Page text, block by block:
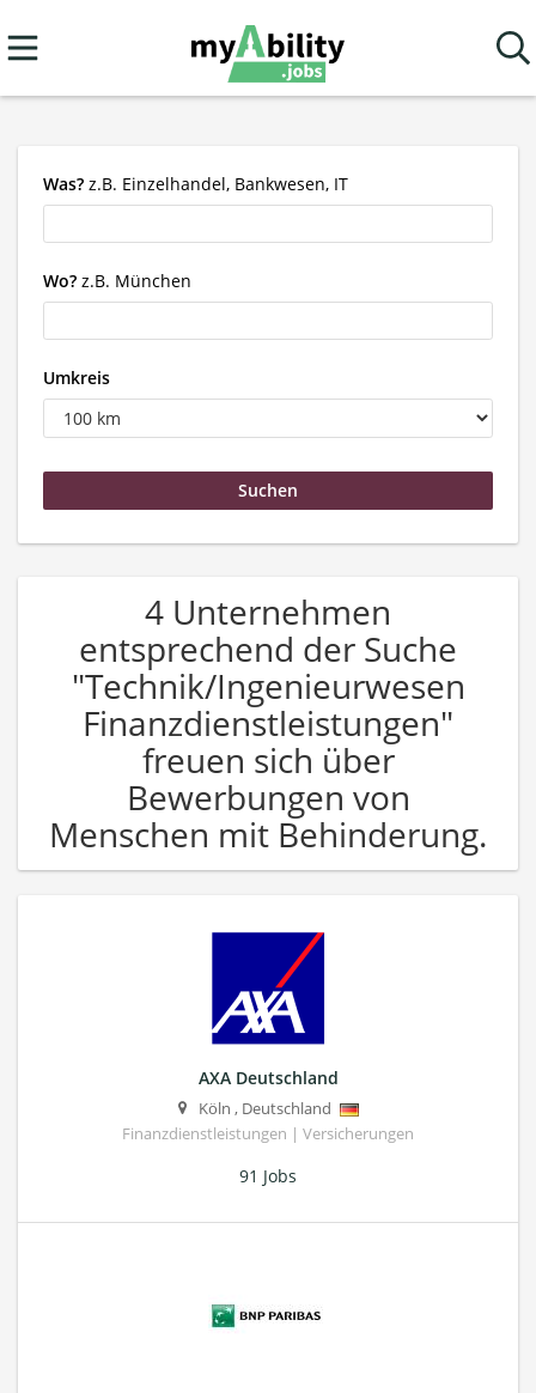
Was? z.B. Einzelhandel, Bankwesen, IT
Wo? z.B. München
Umkreis
4 Unternehmen
entsprechend der Suche
"Technik/Ingenieurwesen
Finanzdienstleistungen"
freuen sich über
Bewerbungen von
Menschen mit Behinderung.
AXA Deutschland
Köln , Deutschland
Finanzdienstleistungen | Versicherungen
91 Jobs